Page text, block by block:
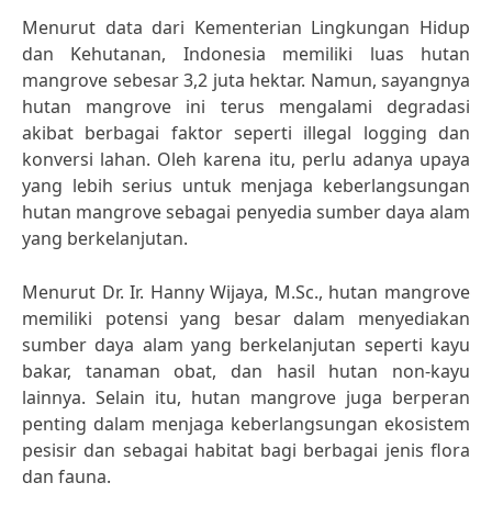
Menurut data dari Kementerian Lingkungan Hidup
dan Kehutanan, Indonesia memiliki luas hutan
mangrove sebesar 3,2 juta hektar. Namun, sayangnya
hutan mangrove ini terus mengalami degradasi
akibat berbagai faktor seperti illegal logging dan
konversi lahan. Oleh karena itu, perlu adanya upaya
yang lebih serius untuk menjaga keberlangsungan
hutan mangrove sebagai penyedia sumber daya alam
yang berkelanjutan.
Menurut Dr. Ir. Hanny Wijaya, M.Sc., hutan mangrove
memiliki potensi yang besar dalam menyediakan
sumber daya alam yang berkelanjutan seperti kayu
bakar, tanaman obat, dan hasil hutan non-kayu
lainnya. Selain itu, hutan mangrove juga berperan
penting dalam menjaga keberlangsungan ekosistem
pesisir dan sebagai habitat bagi berbagai jenis flora
dan fauna.